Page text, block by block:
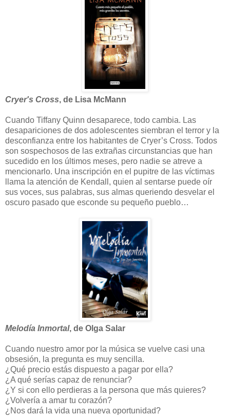
Cryer's Cross, de Lisa McMann
Cuando Tiffany Quinn desaparece, todo cambia. Las
desapariciones de dos adolescentes siembran el terror y la
desconfianza entre los habitantes de Cryer’s Cross. Todos
son sospechosos de las extrañas circunstancias que han
sucedido en los últimos meses, pero nadie se atreve a
mencionarlo. Una inscripción en el pupitre de las víctimas
llama la atención de Kendall, quien al sentarse puede oír
sus voces, sus palabras, sus almas queriendo desvelar el
oscuro pasado que esconde su pequeño pueblo…
Melodía Inmortal, de Olga Salar
Cuando nuestro amor por la música se vuelve casi una
obsesión, la pregunta es muy sencilla.
¿Qué precio estás dispuesto a pagar por ella?
¿A qué serías capaz de renunciar?
¿Y si con ello perdieras a la persona que más quieres?
¿Volvería a amar tu corazón?
¿Nos dará la vida una nueva oportunidad?